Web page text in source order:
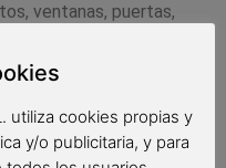
ventanas, puertas,
reproducción de las
utiliza cookies propias y
y/o publicitaria, y para